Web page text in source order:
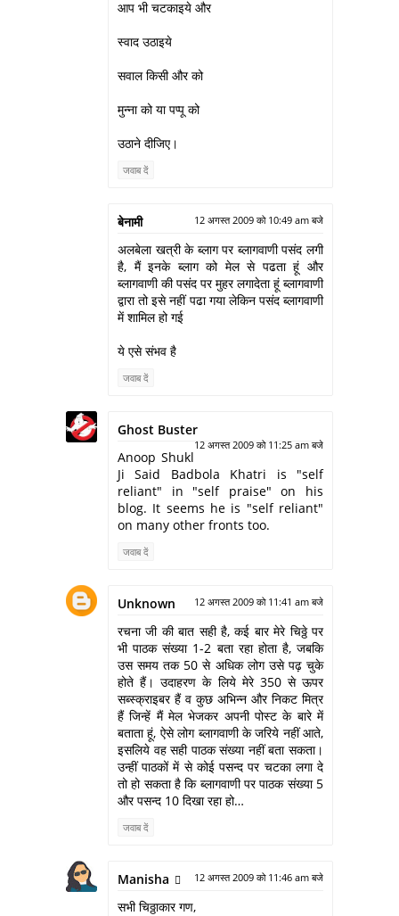
आप भी चटकाइये और
स्‍वाद उठाइये
सवाल किसी और को
मुन्‍ना को या पप्‍पू को
उठाने दीजिए।
जवाब दें
बेनामी 12 अगस्त 2009 को 10:49 am बजे
अलबेला खत्री के ब्लाग पर ब्लागवाणी पसंद लगी
है, मैं इनके ब्लाग को मेल से पढता हूं और
ब्लागवाणी की पसंद पर मुहर लगादेता हूं ब्लागवाणी
द्वारा तो इसे नहीं पढा गया लेकिन पसंद ब्लागवाणी
में शामिल हो गई
ये एसे संभव है
जवाब दें
Ghost Buster
12 अगस्त 2009 को 11:25 am बजे
Anoop Shukl
Ji Said Badbola Khatri is "self
reliant" in "self praise" on his
blog. It seems he is "self reliant"
on many other fronts too.
जवाब दें
Unknown 12 अगस्त 2009 को 11:41 am बजे
रचना जी की बात सही है, कई बार मेरे चिठ्ठे पर
भी पाठक संख्या 1-2 बता रहा होता है, जबकि
उस समय तक 50 से अधिक लोग उसे पढ़ चुके
होते हैं। उदाहरण के लिये मेरे 350 से ऊपर
सब्स्क्राइबर हैं व कुछ अभिन्न और निकट मित्र
हैं जिन्हें मैं मेल भेजकर अपनी पोस्ट के बारे में
बताता हूं, ऐसे लोग ब्लागवाणी के जरिये नहीं आते,
इसलिये वह सही पाठक संख्या नहीं बता सकता।
उन्हीं पाठकों में से कोई पसन्द पर चटका लगा दे
तो हो सकता है कि ब्लागवाणी पर पाठक संख्या 5
और पसन्द 10 दिखा रहा हो…
जवाब दें
Manisha 12 अगस्त 2009 को 11:46 am बजे
सभी चिठ्ठाकार गण,